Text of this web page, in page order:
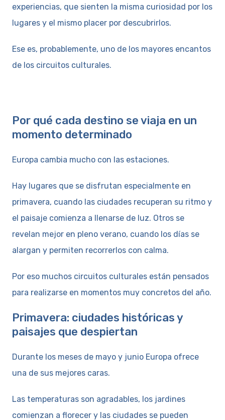
experiencias, que sienten la misma curiosidad por los
lugares y el mismo placer por descubrirlos.
Ese es, probablemente, uno de los mayores encantos
de los circuitos culturales.
Por qué cada destino se viaja en un
momento determinado
Europa cambia mucho con las estaciones.
Hay lugares que se disfrutan especialmente en
primavera, cuando las ciudades recuperan su ritmo y
el paisaje comienza a llenarse de luz. Otros se
revelan mejor en pleno verano, cuando los días se
alargan y permiten recorrerlos con calma.
Por eso muchos circuitos culturales están pensados
para realizarse en momentos muy concretos del año.
Primavera: ciudades históricas y
paisajes que despiertan
Durante los meses de mayo y junio Europa ofrece
una de sus mejores caras.
Las temperaturas son agradables, los jardines
comienzan a florecer y las ciudades se pueden